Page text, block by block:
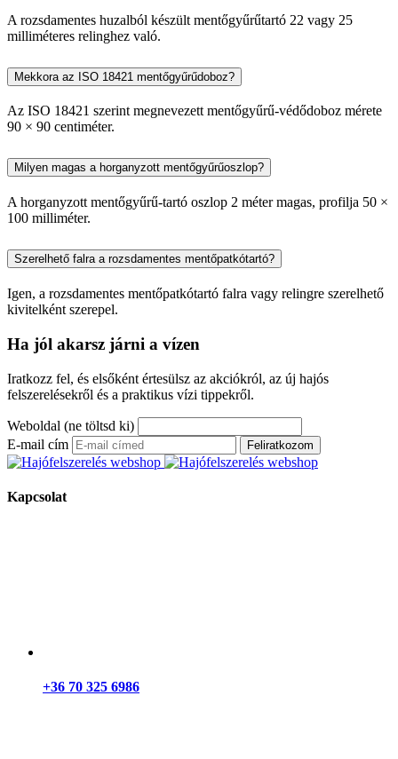
A rozsdamentes huzalból készült mentőgyűrűtartó 22 vagy 25
milliméteres relinghez való.
Mekkora az ISO 18421 mentőgyűrűdoboz?
Az ISO 18421 szerint megnevezett mentőgyűrű-védődoboz mérete
90 × 90 centiméter.
Milyen magas a horganyzott mentőgyűrűoszlop?
A horganyzott mentőgyűrű-tartó oszlop 2 méter magas, profilja 50 ×
100 milliméter.
Szerelhető falra a rozsdamentes mentőpatkótartó?
Igen, a rozsdamentes mentőpatkótartó falra vagy relingre szerelhető
kivitelként szerepel.
Ha jól akarsz járni a vízen
Iratkozz fel, és elsőként értesülsz az akciókról, az új hajós
felszerelésekről és a praktikus vízi tippekről.
Weboldal (ne töltsd ki)
E-mail cím
Feliratkozom
Kapcsolat
+36 70 325 6986